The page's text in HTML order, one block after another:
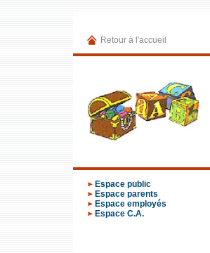
Retour à l'accueil
Espace public
Espace parents
Espace employés
Espace C.A.